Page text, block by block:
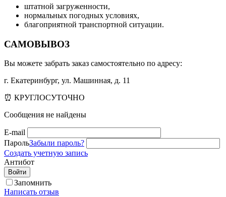
штатной загруженности,
нормальных погодных условиях,
благоприятной транспортной ситуации.
САМОВЫВОЗ
Вы можете забрать заказ самостоятельно по адресу:
г. Екатеринбург, ул. Машинная, д. 11
⏰ КРУГЛОСУТОЧНО
Сообщения не найдены
E-mail
ПарольЗабыли пароль?
Создать учетную запись
Антибот
Войти
Запомнить
Написать отзыв